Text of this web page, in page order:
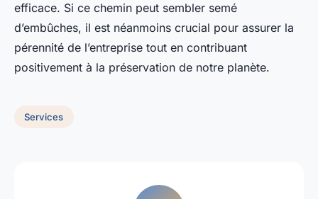
efficace. Si ce chemin peut sembler semé
d’embûches, il est néanmoins crucial pour assurer la
pérennité de l’entreprise tout en contribuant
positivement à la préservation de notre planète.
Services